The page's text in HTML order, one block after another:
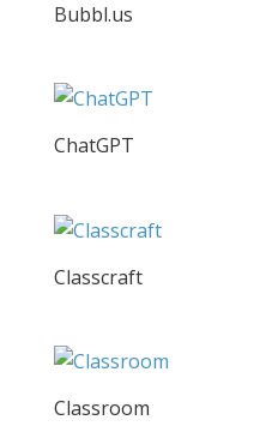
Bubbl.us
ChatGPT
Classcraft
Classroom